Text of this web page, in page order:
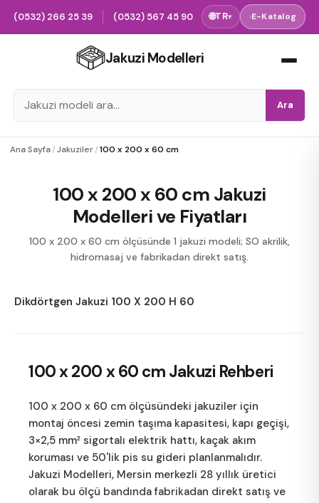
(0532) 266 25 39 (0532) 567 45 90 🌐TR▾ ›E-Katalog
Jakuzi Modelleri
Ara
Ana Sayfa/Jakuziler/100 x 200 x 60 cm
100 x 200 x 60 cm Jakuzi
Modelleri ve Fiyatları
100 x 200 x 60 cm ölçüsünde 1 jakuzi modeli; SO akrilik,
hidromasaj ve fabrikadan direkt satış.
Dikdörtgen Jakuzi 100 X 200 H 60
100 x 200 x 60 cm Jakuzi Rehberi
100 x 200 x 60 cm ölçüsündeki jakuziler için
montaj öncesi zemin taşıma kapasitesi, kapı geçişi,
3×2,5 mm² sigortalı elektrik hattı, kaçak akım
koruması ve 50'lik pis su gideri planlanmalıdır.
Jakuzi Modelleri, Mersin merkezli 28 yıllık üretici
olarak bu ölçü bandında fabrikadan direkt satış ve